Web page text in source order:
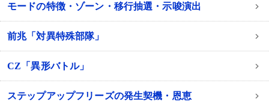
モードの特徴・ゾーン・移行抽選・示唆演出
前兆「対異特殊部隊」
CZ「異形バトル」
ステップアップフリーズの発生契機・恩恵